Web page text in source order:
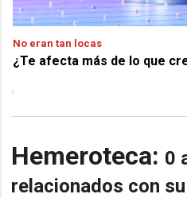
No eran tan locas
¿Te afecta más de lo que
Hemeroteca: 0
relacionados con